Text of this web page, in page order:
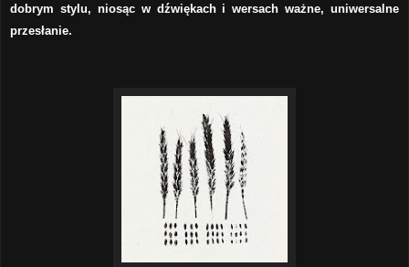
dobrym stylu, niosąc w dźwiękach i wersach ważne, uniwersalne
przesłanie.